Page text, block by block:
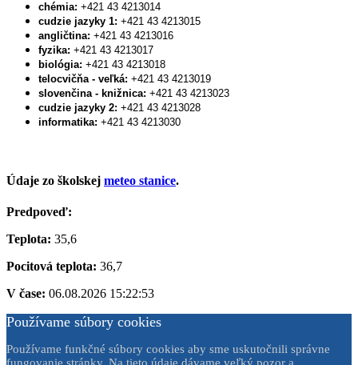
chémia: +421 43 4213014
cudzie jazyky 1: +421 43 4213015
angličtina: +421 43 4213016
fyzika: +421 43 4213017
biológia: +421 43 4213018
telocvičňa - veľká: +421 43 4213019
slovenčina - knižnica: +421 43 4213023
cudzie jazyky 2: +421 43 4213028
informatika: +421 43 4213030
Údaje zo školskej meteo stanice.
Predpoveď:
Teplota: 35,6
Pocitová teplota: 36,7
V čase: 06.08.2026 15:22:53
Používame súbory cookies
Používame funkčné súbory cookies aby sme uskutočnili správne
fungovanie stránky. Na tieto údaje dávame veľký pozor a